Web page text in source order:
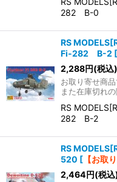
282 B-0
RS
Fi-282 B-2 [
2,288円(税込)
お取り寄せ商
また在庫切れ
RS
282 B-2
RS
520 [ 【お取
2,464円(税込